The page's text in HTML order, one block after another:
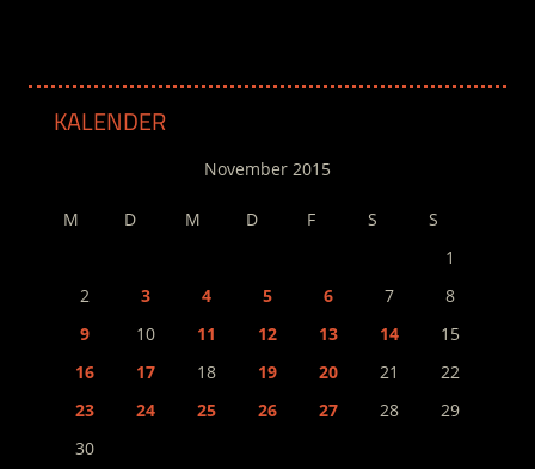
KALENDER
November 2015
M D M D F S
S
1
2
3 4 5 6 7
8
9
10 11 12 13 14
15
16
17 18 19 20 21
22
23
24 25 26 27 28
29
30